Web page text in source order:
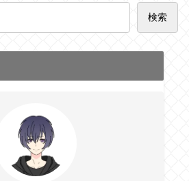
検索